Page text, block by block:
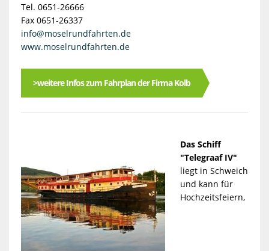
Tel. 0651-26666
Fax 0651-26337
info@moselrundfahrten.de
www.moselrundfahrten.de
>weitere Infos zum Fahrplan der Firma Kolb
Das Schiff
"Telegraaf IV"
liegt in Schweich
und kann für
Hochzeitsfeiern,